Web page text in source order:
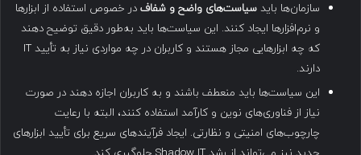
سازمان‌ها باید سیاست‌های واضح و شفاف در خصوص استفاده از ابزارها
و نرم‌افزارها ایجاد کنند. این سیاست‌ها باید به‌طور دقیق توضیح دهند
که چه ابزارهایی مجاز هستند و کاربران در چه مواردی نیاز به تأیید IT
دارند.
این سیاست‌ها باید منعطف باشند و به کاربران اجازه دهند در صورت
نیاز از فناوری‌های نوین و کارآمد استفاده کنند، البته با رعایت
چارچوب‌های امنیتی و نظارتی. ایجاد فرآیندهای سریع برای تأیید ابزارهای